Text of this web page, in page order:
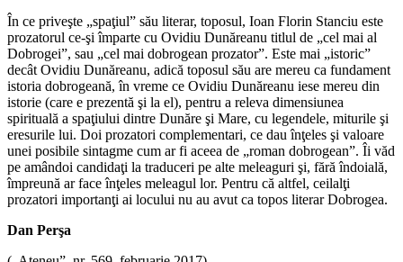
În ce priveşte „spaţiul” său literar, toposul, Ioan Florin Stanciu este
prozatorul ce-şi împarte cu Ovidiu Dunăreanu titlul de „cel mai al
Dobrogei”, sau „cel mai dobrogean prozator”. Este mai „istoric”
decât Ovidiu Dunăreanu, adică toposul său are mereu ca fundament
istoria dobrogeană, în vreme ce Ovidiu Dunăreanu iese mereu din
istorie (care e prezentă şi la el), pentru a releva dimensiunea
spirituală a spaţiului dintre Dunăre şi Mare, cu legendele, miturile şi
eresurile lui. Doi prozatori complementari, ce dau înţeles şi valoare
unei posibile sintagme cum ar fi aceea de „roman dobrogean”. Îi văd
pe amândoi candidaţi la traduceri pe alte meleaguri şi, fără îndoială,
împreună ar face înţeles meleagul lor. Pentru că altfel, ceilalţi
prozatori importanţi ai locului nu au avut ca topos literar Dobrogea.
Dan Perşa